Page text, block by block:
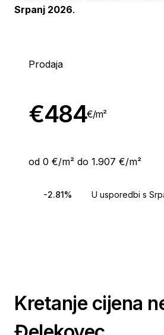
Srpanj 2026.
Prodaja
€484€/m²
od 0 €/m² do 1.907 €/m²
-2.81% U usporedbi s
Kretanje cijena